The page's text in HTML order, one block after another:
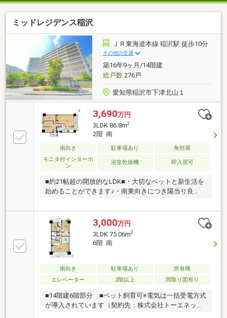
ミッドレジデンス稲沢
ＪＲ東海道本線 稲沢駅 徒歩10分
その他の交通
築16年9ヶ月/14階建
総戸数276戸
愛知県稲沢市下津北山１
3,690万円
3LDK 86.8m2
2階 南
南向き 駐車場あり
角部屋
モニタ付インターホ
ン
浴室乾燥機 即入居可
■約21帖超の開放的なLDK■・大切なペットと新生活を
始めることができます♪・南東向きにつき陽当り良
部屋の為、お隣を気にせず快適な暮らしをお送りいた
だけます☆・ディスポーザー付きで、清潔感のあるキ
ッチンを保つことができます。・オートロックや防犯
カメラ等セキュリティ面充実！■令和7年7月末リフォ
ーム完工■・キッチン、ユニットバス、洗面化粧台、
トイレ、室内ドア、スイッチコンセント交換・全居室
クロス張替え・フロアタイル上張り・網戸張替え・洗
面所、トイレCF交換■周辺環境■・稲沢東小学校 徒歩
3,000万円
3LDK 75.06m2
6階 南
南向き 駐車場あり
所有権
エレベーター
2階以上 間取り図有り
■14階建6階部分 ■ペット飼育可※電気は一括受電方式
が導入されています（契約先：株式会社トーエネッ